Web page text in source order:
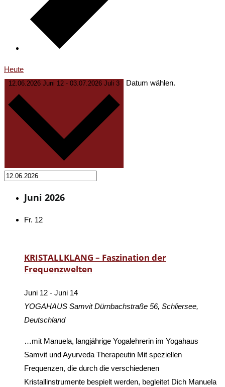
Heute
12.06.2026 Juni 12 - 03.07.2026 Juli 3 Datum wählen.
Juni 2026
Fr. 12
KRISTALLKLANG – Faszination der
Frequenzwelten
Juni 12 - Juni 14
YOGAHAUS SamvitDürnbachstraße 56, Schliersee,
Deutschland
…mit Manuela, langjährige Yogalehrerin im Yogahaus
Samvit und Ayurveda Therapeutin Mit speziellen
Frequenzen, die durch die verschiedenen
Kristallinstrumente bespielt werden, begleitet Dich Manuela